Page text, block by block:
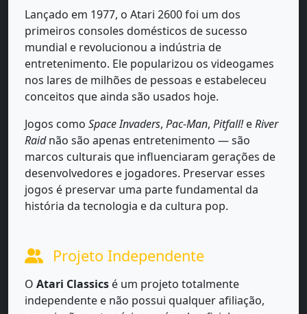
Lançado em 1977, o Atari 2600 foi um dos
primeiros consoles domésticos de sucesso
mundial e revolucionou a indústria de
entretenimento. Ele popularizou os videogames
nos lares de milhões de pessoas e estabeleceu
conceitos que ainda são usados hoje.
Jogos como Space Invaders, Pac-Man, Pitfall!eRiver
Raidnão são apenas entretenimento — são
marcos culturais que influenciaram gerações de
desenvolvedores e jogadores. Preservar esses
jogos é preservar uma parte fundamental da
história da tecnologia e da cultura pop.
Projeto Independente
O Atari Classics é um projeto totalmente
independente e não possui qualquer afiliação,